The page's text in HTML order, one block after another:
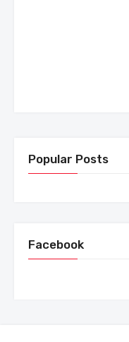
Popular Posts
Facebook